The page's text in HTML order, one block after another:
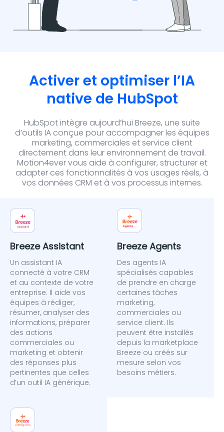
Activer et optimiser l’IA
native de HubSpot
HubSpot intègre aujourd’hui Breeze, une suite
d’outils IA conçue pour accompagner les équipes
marketing, commerciales et service client
directement dans leur environnement de travail.
Motion4ever vous aide à configurer, structurer et
adapter ces fonctionnalités à vos usages réels, à
vos données CRM et à vos processus internes.
Breeze Assistant
Un assistant IA
connecté à votre CRM
et au contexte de votre
entreprise. Il aide vos
équipes à rédiger,
résumer, analyser des
informations, préparer
des actions
commerciales ou
marketing et obtenir
des réponses plus
pertinentes que celles
d’un outil IA générique.
Breeze Agents
Des agents IA
spécialisés capables
de prendre en charge
certaines tâches
marketing,
commerciales ou
service client. Ils
peuvent être installés
depuis la marketplace
Breeze ou créés sur
mesure selon vos
besoins métiers.